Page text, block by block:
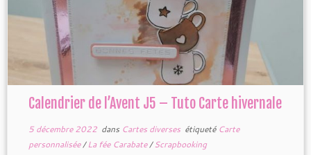
Calendrier de l’Avent J5 – Tuto Carte hivernale
5 décembre 2022dans Cartes diverses étiqueté Carte
personnalisée/La fée Carabate/Scrapbooking